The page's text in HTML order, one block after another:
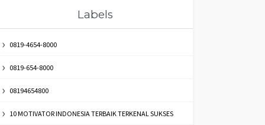
Labels
0819-4654-8000
0819-654-8000
08194654800
10 MOTIVATOR INDONESIA TERBAIK TERKENAL SUKSES